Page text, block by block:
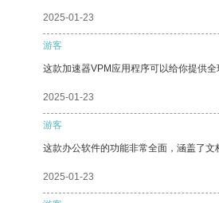
2025-01-23
游客
这款加速器VPM应用程序可以给你提供全
2025-01-23
游客
这款办公软件的功能非常全面，涵盖了文
2025-01-23